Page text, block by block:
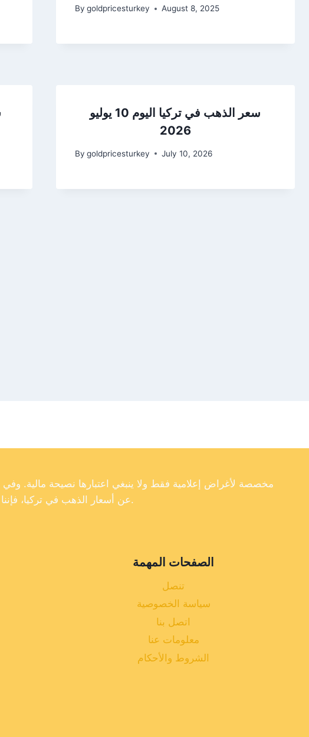
By goldpricesturkey August 8, 2025
سعر الذهب في تركيا اليوم 10 يوليو
2026
By goldpricesturkey July 10, 2026
عن أسعار الذهب في تركيا، فإننا لا نضمن دقة أو اكتمال أو موثوقية البيانات الموجودة على موقعنا الإلكتروني.
الصفحات المهمة
تنصل
سياسة الخصوصية
اتصل بنا
معلومات عنا
الشروط والأحكام